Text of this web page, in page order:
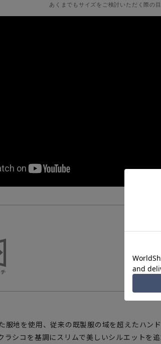
あくまでもサイズをご検討いただく際の目
服地を使用、従来の既製服の域を超えたハン
ラシコを基調にスリムで美しいシルエットを